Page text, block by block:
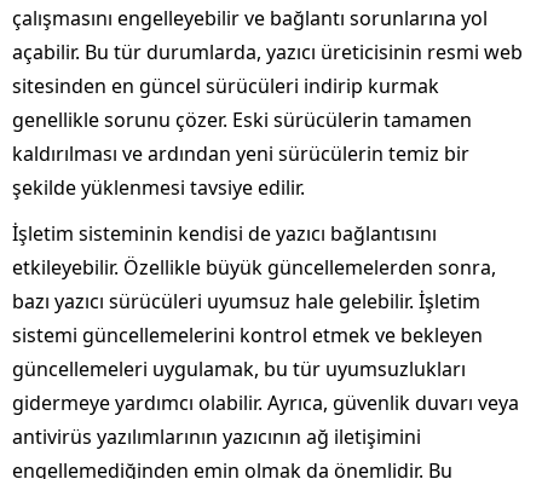
çalışmasını engelleyebilir ve bağlantı sorunlarına yol
açabilir. Bu tür durumlarda, yazıcı üreticisinin resmi web
sitesinden en güncel sürücüleri indirip kurmak
genellikle sorunu çözer. Eski sürücülerin tamamen
kaldırılması ve ardından yeni sürücülerin temiz bir
şekilde yüklenmesi tavsiye edilir.
İşletim sisteminin kendisi de yazıcı bağlantısını
etkileyebilir. Özellikle büyük güncellemelerden sonra,
bazı yazıcı sürücüleri uyumsuz hale gelebilir. İşletim
sistemi güncellemelerini kontrol etmek ve bekleyen
güncellemeleri uygulamak, bu tür uyumsuzlukları
gidermeye yardımcı olabilir. Ayrıca, güvenlik duvarı veya
antivirüs yazılımlarının yazıcının ağ iletişimini
engellemediğinden emin olmak da önemlidir. Bu